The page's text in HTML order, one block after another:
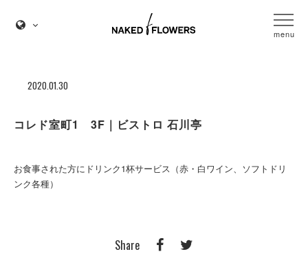
menu
2020.01.30
コレド室町1 3F｜ビストロ 石川亭
お食事された方にドリンク1杯サービス（赤・白ワイン、ソフトドリ
ンク各種）
Share